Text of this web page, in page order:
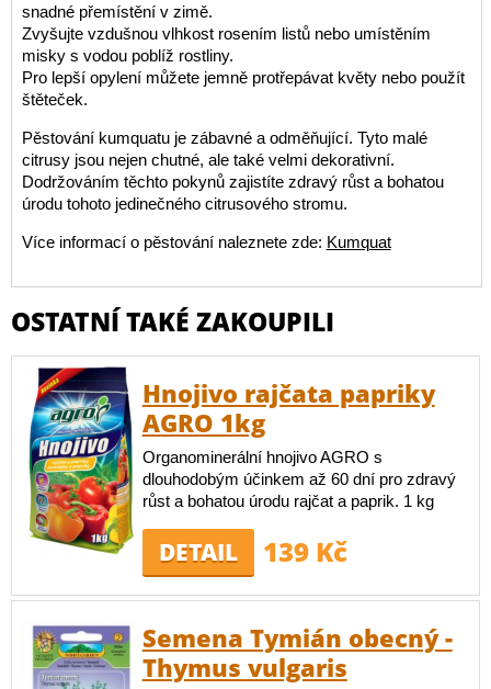
snadné přemístění v zimě.
Zvyšujte vzdušnou vlhkost rosením listů nebo umístěním
misky s vodou poblíž rostliny.
Pro lepší opylení můžete jemně protřepávat květy nebo použít
štěteček.
Pěstování kumquatu je zábavné a odměňující. Tyto malé
citrusy jsou nejen chutné, ale také velmi dekorativní.
Dodržováním těchto pokynů zajistíte zdravý růst a bohatou
úrodu tohoto jedinečného citrusového stromu.
Více informací o pěstování naleznete zde: Kumquat
OSTATNÍ TAKÉ ZAKOUPILI
Hnojivo rajčata papriky
AGRO 1kg
Organominerální hnojivo AGRO s
dlouhodobým účinkem až 60 dní pro zdravý
růst a bohatou úrodu rajčat a paprik. 1 kg
DETAIL 139 Kč
Semena Tymián obecný -
Thymus vulgaris